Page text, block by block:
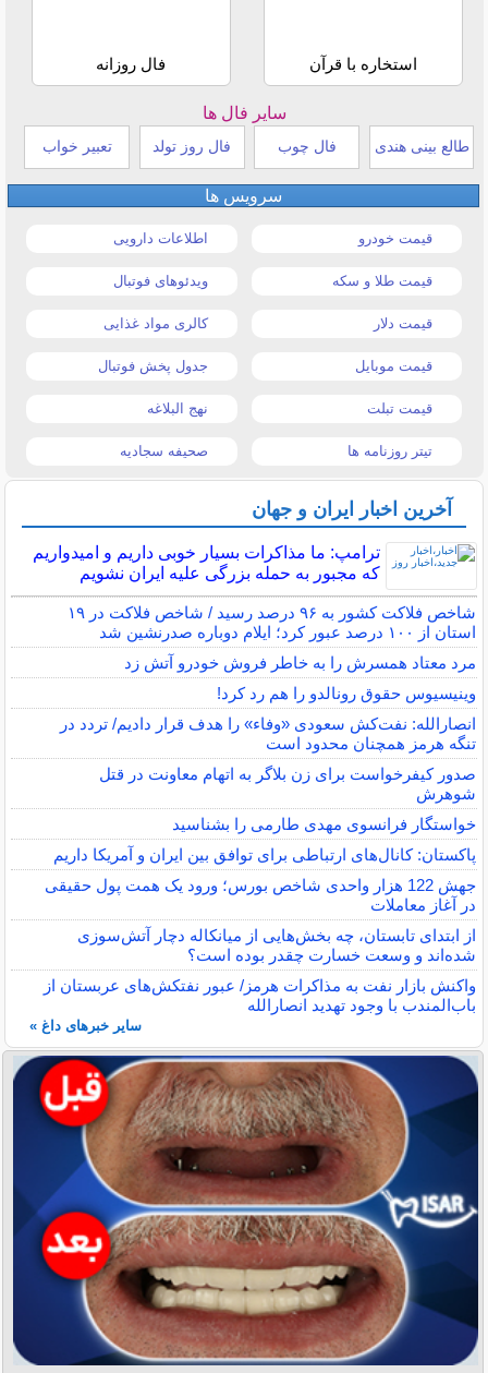
استخاره با قرآن فال روزانه
سایر فال ها
طالع بینی هندی فال چوب فال روز تولد تعبیر خواب
سرویس ها
قیمت خودرو اطلاعات دارویی
قیمت طلا و سکه ویدئوهای فوتبال
قیمت دلار کالری مواد غذایی
قیمت موبایل جدول پخش فوتبال
قیمت تبلت نهج البلاغه
تیتر روزنامه ها صحیفه سجادیه
آخرین اخبار ایران و جهان
ترامپ: ما مذاکرات بسیار خوبی داریم و امیدواریم
که مجبور به حمله بزرگی علیه ایران نشویم
شاخص فلاکت کشور به ۹۶ درصد رسید / شاخص فلاکت در ۱۹
استان از ۱۰۰ درصد عبور کرد؛ ایلام دوباره صدرنشین شد
مرد معتاد همسرش را به خاطر فروش خودرو آتش زد
وینیسیوس حقوق رونالدو را هم رد کرد!
انصارالله: نفت‌کش سعودی «وفاء» را هدف قرار دادیم/ تردد در
تنگه هرمز همچنان محدود است
صدور کیفرخواست برای زن بلاگر به اتهام معاونت در قتل
شوهرش
خواستگار فرانسوی مهدی طارمی را بشناسید
پاکستان: کانال‌های ارتباطی برای توافق بین ایران و آمریکا داریم
جهش 122 هزار واحدی شاخص بورس؛ ورود یک همت پول حقیقی
در آغاز معاملات
از ابتدای تابستان، چه بخش‌هایی از میانکاله دچار آتش‌سوزی
شده‌اند و وسعت خسارت چقدر بوده است؟
واکنش بازار نفت به مذاکرات هرمز/ عبور نفتکش‌های عربستان از
باب‌المندب با وجود تهدید انصارالله
سایر خبرهای داغ »